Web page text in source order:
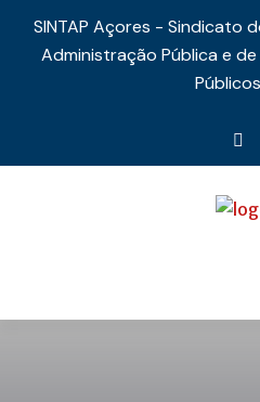
SINTAP Açores - Sindicato
Administração Pública e
Públicos